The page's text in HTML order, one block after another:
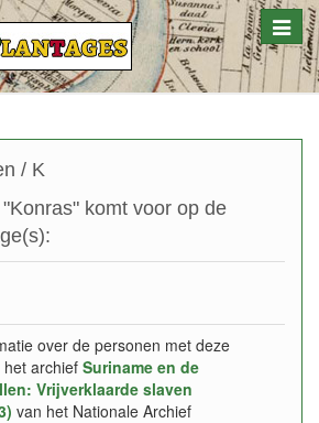
Toggle
/ K
komt voor op de
over de personen met deze
archief Suriname en de
Vrijverklaarde slaven
van het Nationale Archief